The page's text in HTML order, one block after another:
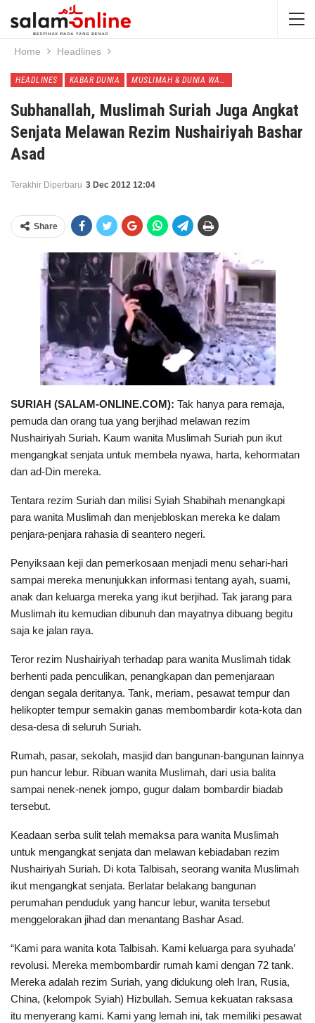
Home Headlines
HEADLINES KABAR DUNIA MUSLIMAH & DUNIA WANITA
Subhanallah, Muslimah Suriah Juga Angkat
Senjata Melawan Rezim Nushairiyah Bashar
Asad
Terakhir Diperbaru 3 Dec 2012 12:04
Share
SURIAH (SALAM-ONLINE.COM): Tak hanya para remaja,
pemuda dan orang tua yang berjihad melawan rezim
Nushairiyah Suriah. Kaum wanita Muslimah Suriah pun ikut
mengangkat senjata untuk membela nyawa, harta, kehormatan
dan ad-Din mereka.
Tentara rezim Suriah dan milisi Syiah Shabihah menangkapi
para wanita Muslimah dan menjebloskan mereka ke dalam
penjara-penjara rahasia di seantero negeri.
Penyiksaan keji dan pemerkosaan menjadi menu sehari-hari
sampai mereka menunjukkan informasi tentang ayah, suami,
anak dan keluarga mereka yang ikut berjihad. Tak jarang para
Muslimah itu kemudian dibunuh dan mayatnya dibuang begitu
saja ke jalan raya.
Teror rezim Nushairiyah terhadap para wanita Muslimah tidak
berhenti pada penculikan, penangkapan dan pemenjaraan
dengan segala deritanya. Tank, meriam, pesawat tempur dan
helikopter tempur semakin ganas membombardir kota-kota dan
desa-desa di seluruh Suriah.
Rumah, pasar, sekolah, masjid dan bangunan-bangunan lainnya
pun hancur lebur. Ribuan wanita Muslimah, dari usia balita
sampai nenek-nenek jompo, gugur dalam bombardir biadab
tersebut.
Keadaan serba sulit telah memaksa para wanita Muslimah
untuk mengangkat senjata dan melawan kebiadaban rezim
Nushairiyah Suriah. Di kota Talbisah, seorang wanita Muslimah
ikut mengangkat senjata. Berlatar belakang bangunan
perumahan penduduk yang hancur lebur, wanita tersebut
menggelorakan jihad dan menantang Bashar Asad.
“Kami para wanita kota Talbisah. Kami keluarga para syuhada’
revolusi. Mereka membombardir rumah kami dengan 72 tank.
Mereka adalah rezim Suriah, yang didukung oleh Iran, Rusia,
China, (kelompok Syiah) Hizbullah. Semua kekuatan raksasa
itu menyerang kami. Kami yang lemah ini, tak memiliki pesawat